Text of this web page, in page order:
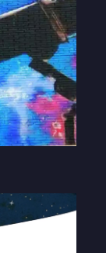
Settings
Enter